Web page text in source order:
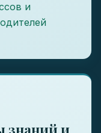
и
знаний и